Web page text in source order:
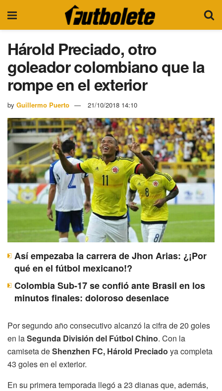
Hárold Preciado, otro
goleador colombiano que la
rompe en el exterior
by Guillermo Puerto 21/10/2018 14:10
Así empezaba la carrera de Jhon Arias: ¿¡Por
qué en el fútbol mexicano!?
Colombia Sub-17 se confió ante Brasil en los
minutos finales: doloroso desenlace
Por segundo año consecutivo alcanzó la cifra de 20 goles
en laSegunda División del Fútbol Chino. Con la
camiseta deShenzhen FC, Hárold Preciado ya completa
43 goles en el exterior.
En su primera temporada llegó a 23 dianas que, además,